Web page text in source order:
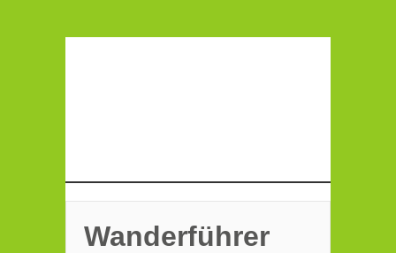
Wanderführer